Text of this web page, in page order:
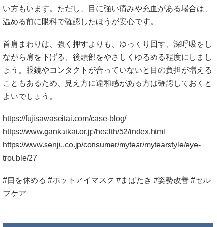
い方もいます。ただし、目に強い痛みや充血がある場合は、
温める前に眼科で確認したほうが安心です。
首肩まわりは、強く押すよりも、ゆっくり回す、深呼吸をし
ながら肩を下げる、後頭部をやさしくゆるめる程度にしまし
ょう。眼鏡やコンタクトが合っていないと目の負担が増える
こともあるため、見え方に違和感がある方は確認しておくと
よいでしょう。
https://fujisawaseitai.com/case-blog/
https://www.gankaikai.or.jp/health/52/index.html
https://www.senju.co.jp/consumer/mytear/mytearstyle/eye-
trouble/27
#目を休める #ホットアイマスク #まばたき #姿勢改善 #セル
フケア